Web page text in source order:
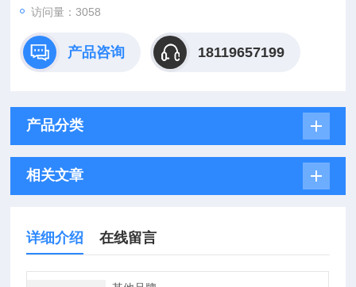
访问量：3058
产品咨询 18119657199
产品分类
相关文章
详细介绍 在线留言